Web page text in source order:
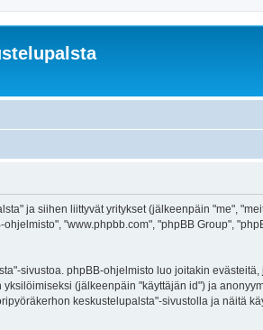
ja siihen liittyvät yritykset (jälkeenpäin "me",
"www.phpbb.com", "phpBB Group",
sivustoa. phpBB-ohjelmisto luo joitakin
(jälkeenpäin "käyttäjän id") ja
keskustelupalsta"-sivustolla ja näitä